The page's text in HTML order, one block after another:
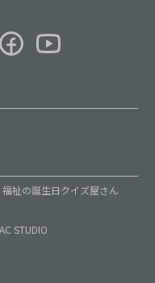
福祉の誕生日クイズ屋さん
STUDIO